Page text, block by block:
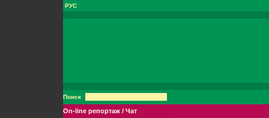
РУС
Поиск
On-line репортаж / Чат